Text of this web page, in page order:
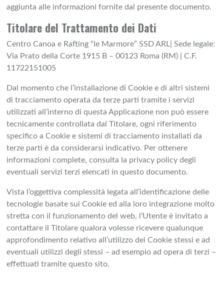
aggiunta alle informazioni fornite dal presente documento.
Titolare del Trattamento dei Dati
Centro Canoa e Rafting “le Marmore” SSD ARL| Sede legale:
Via Prato della Corte 1915 B – 00123 Roma (RM) | C.F.
11722151005
Dal momento che l’installazione di Cookie e di altri sistemi
di tracciamento operata da terze parti tramite i servizi
utilizzati all’interno di questa Applicazione non può essere
tecnicamente controllata dal Titolare, ogni riferimento
specifico a Cookie e sistemi di tracciamento installati da
terze parti è da considerarsi indicativo. Per ottenere
informazioni complete, consulta la privacy policy degli
eventuali servizi terzi elencati in questo documento.
Vista l’oggettiva complessità legata all’identificazione delle
tecnologie basate sui Cookie ed alla loro integrazione molto
stretta con il funzionamento del web, l’Utente è invitato a
contattare il Titolare qualora volesse ricevere qualunque
approfondimento relativo all’utilizzo dei Cookie stessi e ad
eventuali utilizzi degli stessi – ad esempio ad opera di terzi –
effettuati tramite questo sito.